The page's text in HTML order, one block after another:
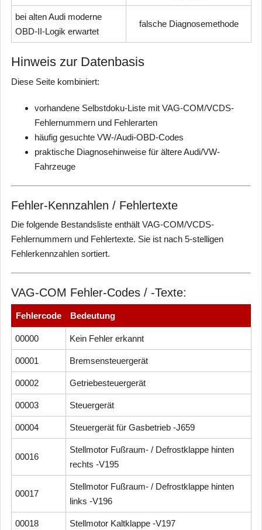
bei alten Audi moderne
OBD-II-Logik erwartet
falsche Diagnosemethode
Hinweis zur Datenbasis
Diese Seite kombiniert:
vorhandene Selbstdoku-Liste mit VAG-COM/VCDS-
Fehlernummern und Fehlerarten
häufig gesuchte VW-/Audi-OBD-Codes
praktische Diagnosehinweise für ältere Audi/VW-
Fahrzeuge
Fehler-Kennzahlen / Fehlertexte
Die folgende Bestandsliste enthält VAG-COM/VCDS-
Fehlernummern und Fehlertexte. Sie ist nach 5-stelligen
Fehlerkennzahlen sortiert.
VAG-COM Fehler-Codes / -Texte:
Fehlercode Bedeutung
00000 Kein Fehler erkannt
00001 Bremsensteuergerät
00002 Getriebesteuergerät
00003 Steuergerät
00004 Steuergerät für Gasbetrieb -J659
00016
Stellmotor Fußraum- / Defrostklappe hinten
rechts -V195
00017
Stellmotor Fußraum- / Defrostklappe hinten
links -V196
00018 Stellmotor Kaltklappe -V197